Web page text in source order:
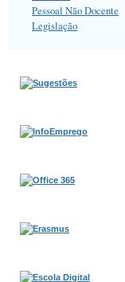
Pessoal Não Docente
Legislação